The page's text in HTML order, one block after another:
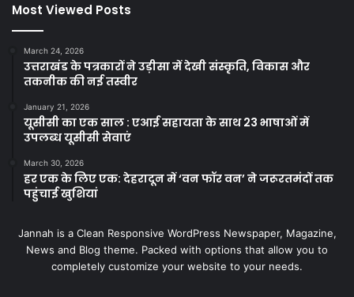
Most Viewed Posts
March 24, 2026
उत्तराखंड के पत्रकारों ने उड़ीसा में देखी संस्कृति, विकास और
तकनीक की नई तस्वीर
January 21, 2026
यूसीसी का एक साल : एआई सहायता के साथ 23 भाषाओं में
उपलब्ध यूसीसी सेवाएं
March 30, 2026
हर एक के लिए एक: देहरादून में ‘वन फॉर वन’ ने जरूरतमंदों तक
पहुंचाई खुशियां
Jannah is a Clean Responsive WordPress Newspaper, Magazine,
News and Blog theme. Packed with options that allow you to
completely customize your website to your needs.